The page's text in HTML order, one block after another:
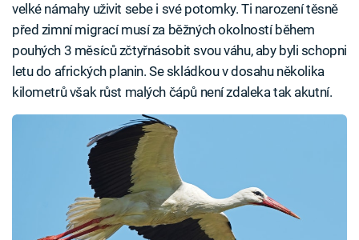
velké námahy uživit sebe i své potomky. Ti narození těsně
před zimní migrací musí za běžných okolností během
pouhých 3 měsíců zčtyřnásobit svou váhu, aby byli schopni
letu do afrických planin. Se skládkou v dosahu několika
kilometrů však růst malých čápů není zdaleka tak akutní.